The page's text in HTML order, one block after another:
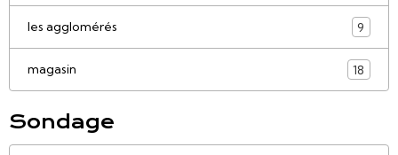
les agglomérés 9
magasin 18
Sondage